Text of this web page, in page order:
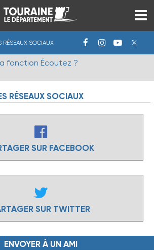
RÉSEAUX SOCIAUX
fonction Écoutez ?
RÉSEAUX SOCIAUX
SUR FACEBOOK
SUR TWITTER
ENVOYER À UN AMI